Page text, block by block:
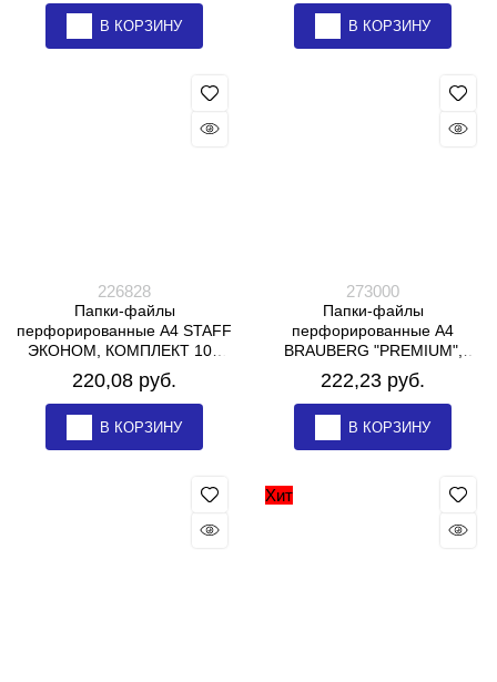
В КОРЗИНУ В КОРЗИНУ
226828
Папки-файлы
перфорированные А4 STAFF
ЭКОНОМ, КОМПЛЕКТ 100
шт., матовые, 25 мкм, 226828
220,08 руб.
В КОРЗИНУ
273000
Папки-файлы
перфорированные А4
BRAUBERG "PREMIUM",
КОМПЛЕКТ 100 шт.,
матовые, 25 мкм, 273000
222,23 руб.
В КОРЗИНУ
Хит